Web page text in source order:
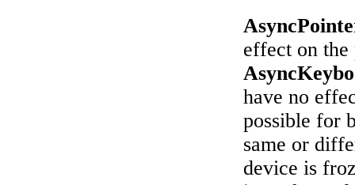
effect on the
have no
possible for
same or
device is